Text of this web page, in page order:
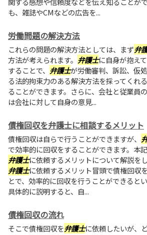
も、雑誌やCMなどの広告を...
労働問題の解決方法
これらの問題の解決方法としては、まず弁
方法が考えられます。 弁護士に自身が抱え
することで、 弁護士が労働審判、訴訟、仮
る法的拘束力のある解決方法を採ってくれ
ることができます。さらに、会社と従業員
は会社に対して自身の意見...
債権回収を弁護士に相談するメリット
債権回収は自らで行うことができますが、
で効率的に回収をすることができます。本
弁護士に依頼するメリットについて解説を
弁護士に依頼するメリット冒頭で債権回収を
とで、効率的に回収を行うことができると
具体的に説明すると、自...
債権回収の流れ
そこで債権回収を弁護士に依頼したいが、